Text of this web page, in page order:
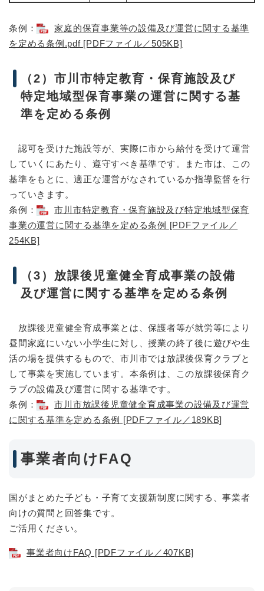
条例：
家庭的保育事業等の設備及び運営に関する基準
を定める条例.pdf [PDFファイル／505KB]
（2）市川市特定教育・保育施設及び
特定地域型保育事業の運営に関する基
準を定める条例
認可を受けた施設等が、実際に市から給付を受けて運営
していくにあたり、遵守すべき基準です。また市は、この
基準をもとに、適正な運営がなされているか指導監督を行
っていきます。
条例：
市川市特定教育・保育施設及び特定地域型保育
事業の運営に関する基準を定める条例 [PDFファイル／
254KB]
（3）放課後児童健全育成事業の設備
及び運営に関する基準を定める条例
放課後児童健全育成事業とは、保護者等が就労等により
昼間家庭にいない小学生に対し、授業の終了後に遊びや生
活の場を提供するもので、市川市では放課後保育クラブと
して事業を実施しています。本条例は、この放課後保育ク
ラブの設備及び運営に関する基準です。
条例：
市川市放課後児童健全育成事業の設備及び運営
に関する基準を定める条例 [PDFファイル／189KB]
事業者向けFAQ
国がまとめた子ども・子育て支援新制度に関する、事業者
向けの質問と回答集です。
ご活用ください。
事業者向けFAQ [PDFファイル／407KB]